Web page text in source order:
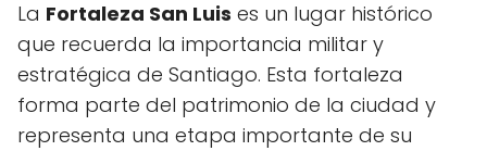
La Fortaleza San Luis es un lugar histórico
que recuerda la importancia militar y
estratégica de Santiago. Esta fortaleza
forma parte del patrimonio de la ciudad y
representa una etapa importante de su